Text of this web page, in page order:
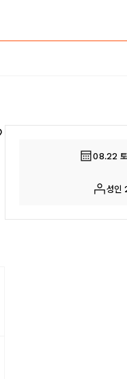
08.22
성인